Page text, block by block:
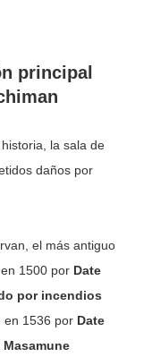
principal
la sala de
daños por
el más antiguo
1500 por Date
por incendios
en 1536 por Date
Masamune